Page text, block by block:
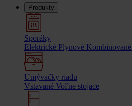
Produkty
Sporáky
Elektrické Plynové Kombinované
Umývačky riadu
Vstavané Voľne stojace